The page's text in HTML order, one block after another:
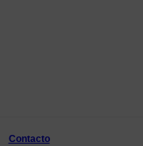
Contacto